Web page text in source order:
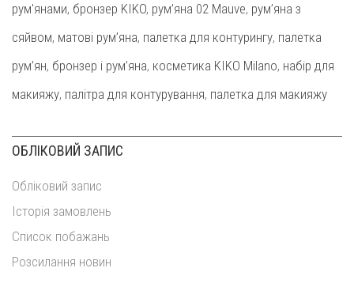
рум'янами, бронзер KIKO, рум’яна 02 Mauve, рум’яна з
сяйвом, матові рум’яна, палетка для контурингу, палетка
рум’ян, бронзер і рум’яна, косметика KIKO Milano, набір для
макияжу, палітра для контурування, палетка для макияжу
ОБЛІКОВИЙ ЗАПИС
Обліковий запис
Історія замовлень
Список побажань
Розсилання новин